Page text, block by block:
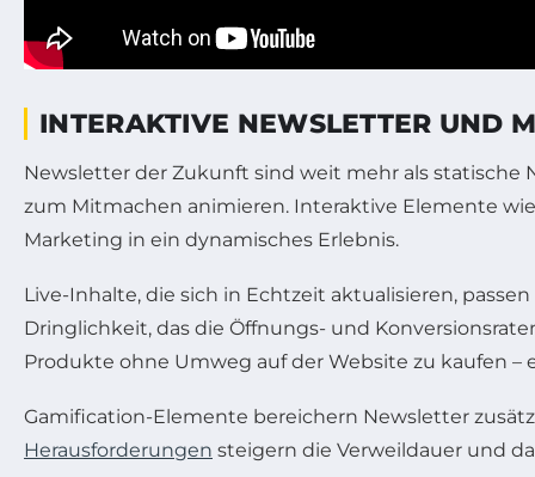
INTERAKTIVE NEWSLETTER UND
Newsletter der Zukunft sind weit mehr als statische
zum Mitmachen animieren. Interaktive Elemente
Marketing in ein dynamisches Erlebnis.
Live-Inhalte, die sich in Echtzeit aktualisieren,
Dringlichkeit, das die Öffnungs- und
Produkte ohne Umweg auf der Website zu kaufen –
Gamification-Elemente bereichern Newsletter
Herausforderungen steigern die Verweildauer und